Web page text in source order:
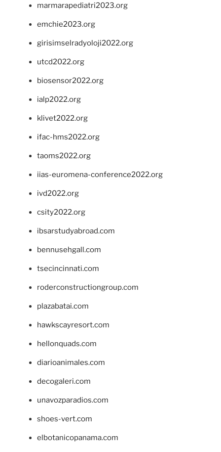
marmarapediatri2023.org
emchie2023.org
girisimselradyoloji2022.org
utcd2022.org
biosensor2022.org
ialp2022.org
klivet2022.org
ifac-hms2022.org
taoms2022.org
iias-euromena-conference2022.org
ivd2022.org
csity2022.org
ibsarstudyabroad.com
bennusehgall.com
tsecincinnati.com
roderconstructiongroup.com
plazabatai.com
hawkscayresort.com
hellonquads.com
diarioanimales.com
decogaleri.com
unavozparadios.com
shoes-vert.com
elbotanicopanama.com